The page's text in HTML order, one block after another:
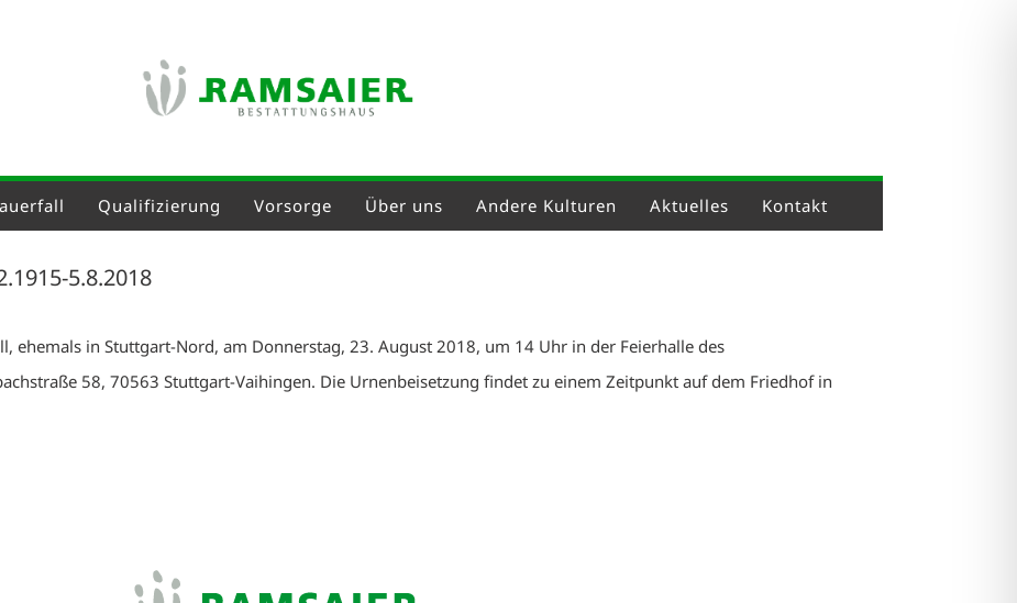
Qualifizierung Vorsorge Über uns Andere Kulturen Aktuelles Kontakt
5.8.2018
ehemals in Stuttgart-Nord, am Donnerstag, 23. August 2018, um 14 Uhr in der Feierhalle des
58, 70563 Stuttgart-Vaihingen. Die Urnenbeisetzung findet zu einem Zeitpunkt auf dem Friedhof in